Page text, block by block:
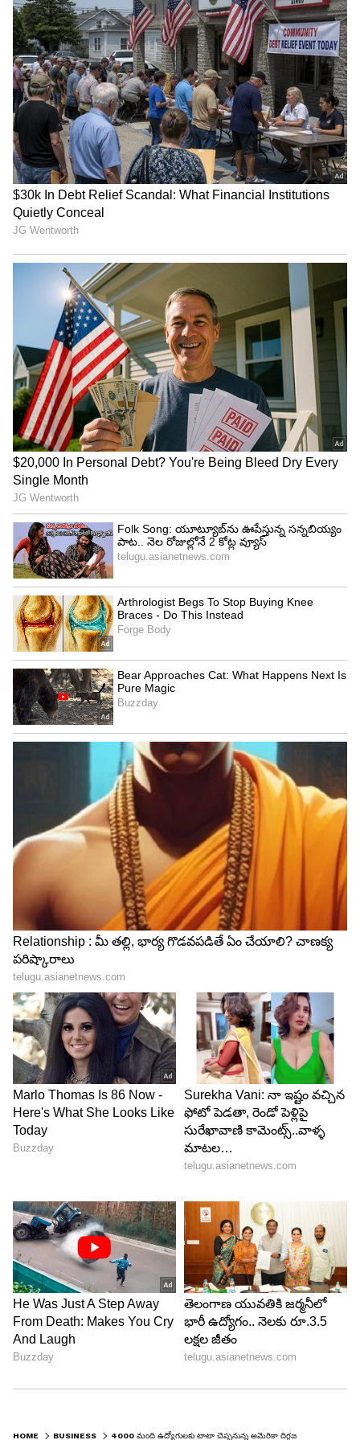
పబ్లిక్ మరియు ప్రైవేట్ కంపెనీల వ్యాపార సమాచారాన్ని
అందించే క్రంచ్‌బేస్ అనే సంస్థ ప్రకారం, 2022లో
ఇప్పటివరకు 52,000 మంది సాంకేతిక నిపుణులను
అమెరికన్ కంపెనీలు తొలగించాయి. Spotify, Peloton,
Stripe, Salesforce, Netflix, Robinhood, Lyft,
Instacart, Udacity, Booking.com Booking.com,
Zillow, Loom and Beyond Meat కూడా తమ
ఉద్యోగులను పెద్ద ఎత్తున తొలగించాయని తెలిపింది.
HOME BUSINESS